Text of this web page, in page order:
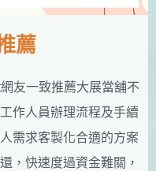
薦
友一致推薦大展當舖不
工作人員辦理流程及手續
需求客製化合適的方案
，快速度過資金難關，